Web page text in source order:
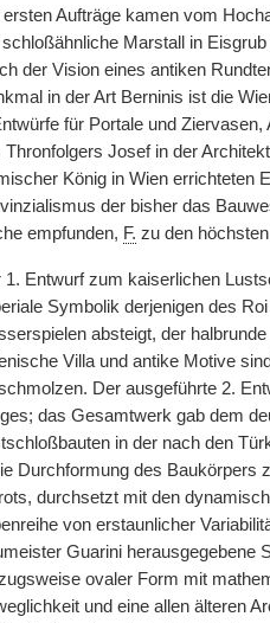
ersten Aufträge kamen vom
Marstall in
der Vision eines antiken
in der Art Berninis ist die
für Portale und Ziervasen,
Thronfolgers Josef in der
König in Wien errichteten
der bisher das
empfunden, F. zu den
1. Entwurf zum kaiserlichen
Symbolik derjenigen des
absteigt, der
Villa und antike Motive
Der ausgeführte 2.
das Gesamtwerk gab dem
in der nach den
Durchformung des Baukörpers
durchsetzt mit den
von erstaunlicher
Guarini herausgegebene
ovaler Form mit
und eine allen älteren